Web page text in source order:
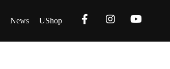
News UShop